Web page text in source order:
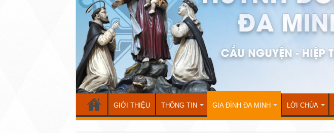
GIỚI THIỆU THÔNG TIN GIA ĐÌNH ĐA MINH LỜI CHÚA